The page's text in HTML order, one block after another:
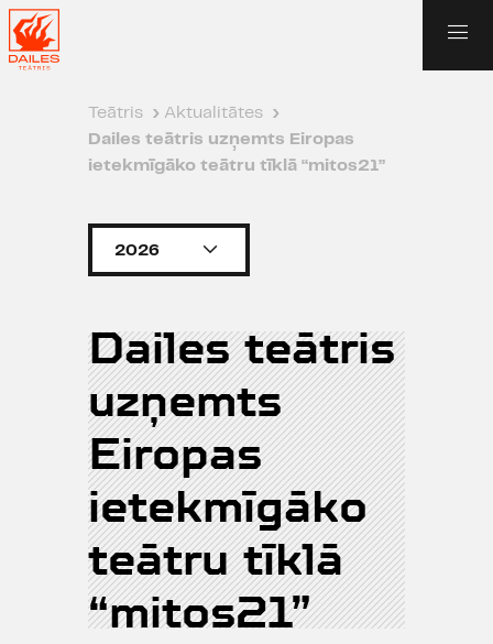
Teātris › Aktualitātes ›
Dailes teātris uzņemts Eiropas
ietekmīgāko teātru tīklā “mitos21”
2026
Dailes teātris
uzņemts
Eiropas
ietekmīgāko
teātru tīklā
“mitos21”